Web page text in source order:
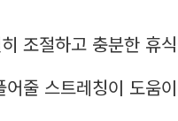
조절하고 충분한 휴
줄 스트레칭이 도움